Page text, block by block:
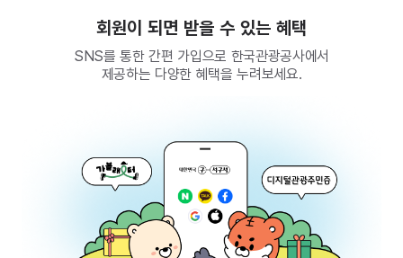
회원이 되면 받을 수 있는 혜택
SNS를 통한 간편 가입으로 한국관광공사에서
제공하는 다양한 혜택을 누려보세요.
202-81-50707
통신판매업신고
제2009-서울중구-1234호